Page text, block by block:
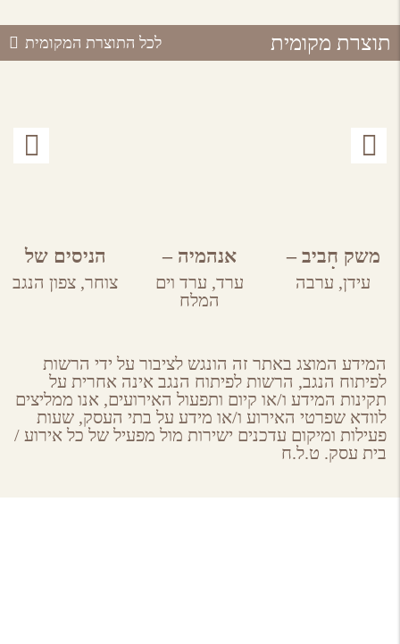
תוצרת מקומית לכל התוצרת המקומית
משק חביב –
חקלאות
ציונית בערבה
עידן, ערבה
אנהמיה –
מטבח ביתי
מקומי
ערד, ערד וים
המלח
הניסים של
השף צוחר, צפון הנגב
המידע המוצג באתר זה הונגש לציבור על ידי הרשות
לפיתוח הנגב, הרשות לפיתוח הנגב אינה אחרית על
תקינות המידע ו/או קיום ותפעול האירועים, אנו ממליצים
לוודא שפרטי האירוע ו/או מידע על בתי העסק, שעות
פעילות ומיקום עדכנים ישירות מול מפעיל של כל אירוע /
בית עסק. ט.ל.ח